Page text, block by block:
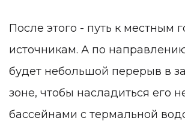
После этого - путь к местным
источникам. А по
будет небольшой перерыв в
зоне, чтобы насладиться его
бассейнами с термальной